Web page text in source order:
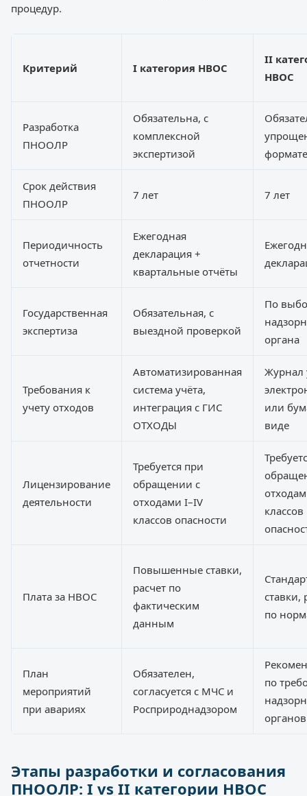
процедур.
Критерий I категория НВОС
II
НВОС
Разработка
ПНООЛР
Обязательна, с
комплексной
экспертизой
формате
Срок действия
ПНООЛР
7 лет 7 лет
Периодичность
отчетности
Ежегодная
декларация +
квартальные отчёты
Государственная
экспертиза
Обязательная, с
выездной проверкой
По
органа
Требования к
учету отходов
Автоматизированная
система учёта,
интеграция с ГИС
ОТХОДЫ
Журнал
или
виде
Лицензирование
деятельности
Требуется при
обращении с
отходами I–IV
классов опасности
классов
Плата за НВОС
Повышенные ставки,
расчет по
фактическим
данным
ставки,
по
План
мероприятий
при авариях
Обязателен,
согласуется с МЧС и
Росприроднадзором
по
органов
Этапы разработки и согласования
ПНООЛР: I vs II категории НВОС